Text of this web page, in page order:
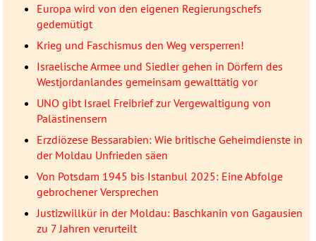
Europa wird von den eigenen Regierungschefs
gedemütigt
Krieg und Faschismus den Weg versperren!
Israelische Armee und Siedler gehen in Dörfern des
Westjordanlandes gemeinsam gewalttätig vor
UNO gibt Israel Freibrief zur Vergewaltigung von
Palästinensern
Erzdiözese Bessarabien: Wie britische Geheimdienste in
der Moldau Unfrieden säen
Von Potsdam 1945 bis Istanbul 2025: Eine Abfolge
gebrochener Versprechen
Justizwillkür in der Moldau: Baschkanin von Gagausien
zu 7 Jahren verurteilt